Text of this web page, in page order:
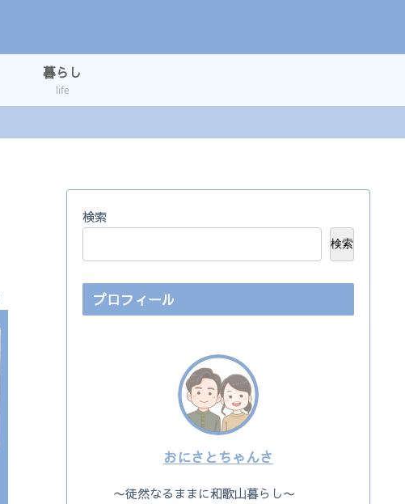
暮らし
life
検索
検索
プロフィール
おにさとちゃんさ
〜徒然なるままに和歌山暮らし〜